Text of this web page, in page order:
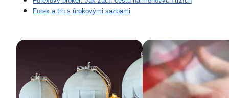
Forex a trh s úrokovými sazbami